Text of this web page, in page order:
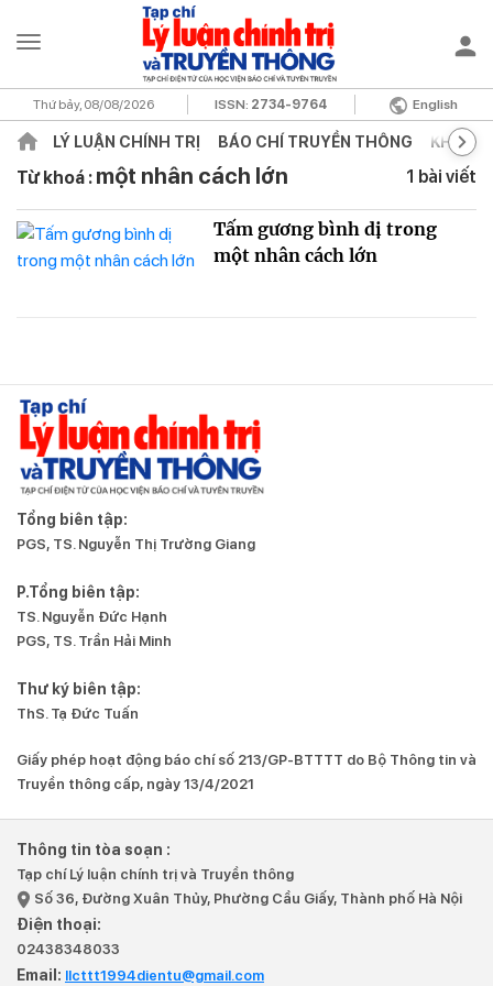
Thứ bảy, 08/08/2026 ISSN: 2734-9764 English
LÝ LUẬN CHÍNH TRỊ BÁO CHÍ TRUYỀN THÔNG KHOA
Từ khoá : một nhân cách lớn 1 bài viết
Tấm gương bình dị trong
một nhân cách lớn
Tổng biên tập:
PGS, TS. Nguyễn Thị Trường Giang
P.Tổng biên tập:
TS. Nguyễn Đức Hạnh
PGS, TS. Trần Hải Minh
Thư ký biên tập:
ThS. Tạ Đức Tuấn
Giấy phép hoạt động báo chí số 213/GP-BTTTT do Bộ Thông tin và
Truyền thông cấp, ngày 13/4/2021
Thông tin tòa soạn :
Tạp chí Lý luận chính trị và Truyền thông
Số 36, Đường Xuân Thủy, Phường Cầu Giấy, Thành phố Hà Nội
Điện thoại:
02438348033
Email: llcttt1994dientu@gmail.com